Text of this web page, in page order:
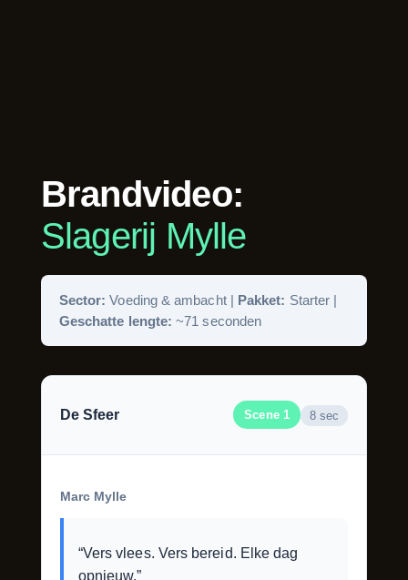
Brandvideo:
Slagerij Mylle
Sector: Voeding & ambacht | Pakket: Starter |
Geschatte lengte: ~71 seconden
Scene 1
De Sfeer 8 sec
Marc Mylle
“Vers vlees. Vers bereid. Elke dag
opnieuw.”